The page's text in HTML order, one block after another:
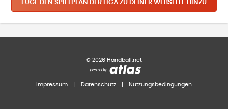
FÜGE DEN SPIELPLAN DER LIGA ZU DEINER WEBSEITE HINZU
© 2026 Handball.net
Impressum Datenschutz Nutzungsbedingungen